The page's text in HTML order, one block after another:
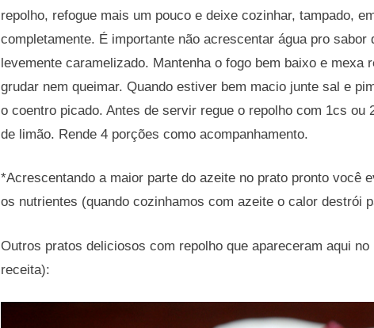
repolho, refogue mais um pouco e deixe cozinhar, tampado,
completamente. É importante não acrescentar água pro
levemente caramelizado. Mantenha o fogo bem baixo e mexa
grudar nem queimar. Quando estiver bem macio junte sal e
o coentro picado. Antes de servir regue o repolho com 1cs ou
de limão. Rende 4 porções como acompanhamento.
*Acrescentando a maior parte do azeite no prato pronto você
os nutrientes (quando cozinhamos com azeite o calor destrói
Outros pratos deliciosos com repolho que apareceram aqui
receita):